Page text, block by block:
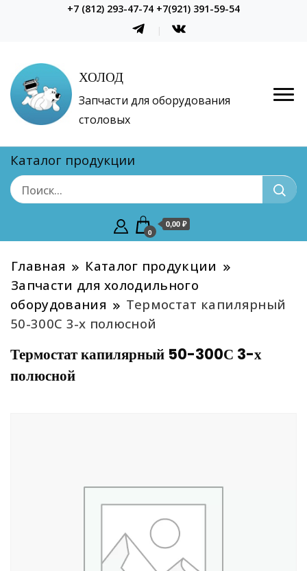
+7 (812) 293-47-74 +7(921) 391-59-54
ХОЛОД
Запчасти для оборудования
столовых
Каталог продукции
0
0,00 ₽
Главная
Каталог продукции
Запчасти для холодильного
оборудования
Термостат капилярный
50-300С 3-х полюсной
Термостат капилярный 50-300С 3-х
полюсной